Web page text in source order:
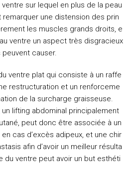
sur lequel en plus de la peau
une distension des prin
les muscles grands droits, e
ventre un aspect très disgracieux
peuvent causer.
ventre plat qui consiste à un raffe
restructuration et un renforceme
de la surcharge graisseuse.
lifting abdominal principalement
peut donc être associée à un
cas d’excès adipeux, et une chir
afin d’avoir un meilleur résulta
du ventre peut avoir un but esthéti